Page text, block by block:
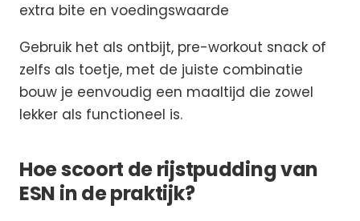
extra bite en voedingswaarde
Gebruik het als ontbijt, pre-workout snack of
zelfs als toetje, met de juiste combinatie
bouw je eenvoudig een maaltijd die zowel
lekker als functioneel is.
Hoe scoort de rijstpudding van
ESN in de praktijk?